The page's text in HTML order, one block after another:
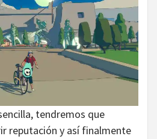
tendremos que
reputación y así finalmente